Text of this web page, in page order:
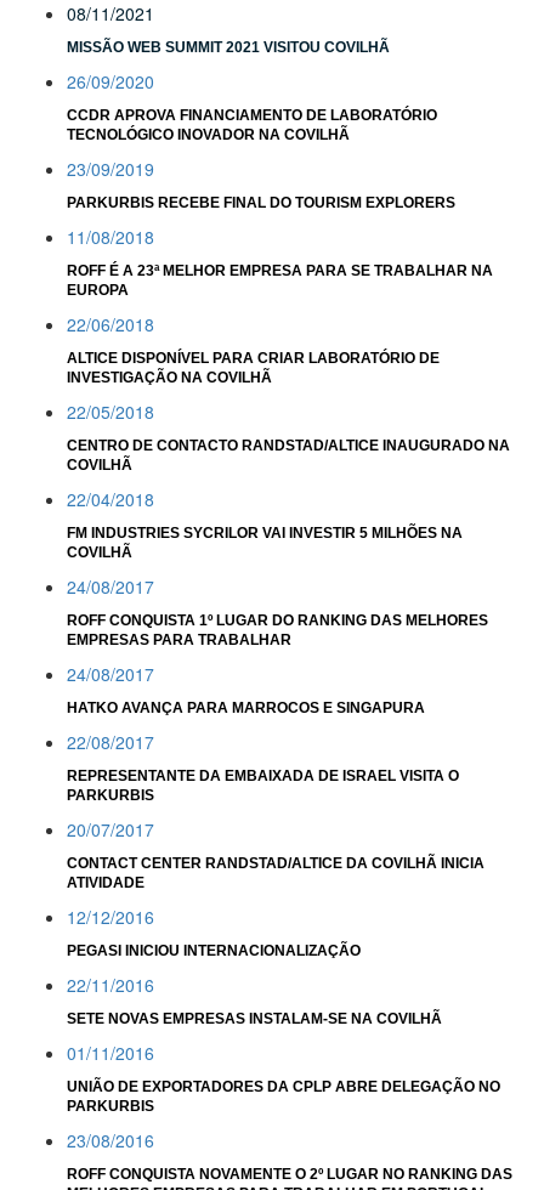
08/11/2021
MISSÃO WEB SUMMIT 2021 VISITOU COVILHÃ
26/09/2020
CCDR APROVA FINANCIAMENTO DE LABORATÓRIO
TECNOLÓGICO INOVADOR NA COVILHÃ
23/09/2019
PARKURBIS RECEBE FINAL DO TOURISM EXPLORERS
11/08/2018
ROFF É A 23ª MELHOR EMPRESA PARA SE TRABALHAR NA
EUROPA
22/06/2018
ALTICE DISPONÍVEL PARA CRIAR LABORATÓRIO DE
INVESTIGAÇÃO NA COVILHÃ
22/05/2018
CENTRO DE CONTACTO RANDSTAD/ALTICE INAUGURADO NA
COVILHÃ
22/04/2018
FM INDUSTRIES SYCRILOR VAI INVESTIR 5 MILHÕES NA
COVILHÃ
24/08/2017
ROFF CONQUISTA 1º LUGAR DO RANKING DAS MELHORES
EMPRESAS PARA TRABALHAR
24/08/2017
HATKO AVANÇA PARA MARROCOS E SINGAPURA
22/08/2017
REPRESENTANTE DA EMBAIXADA DE ISRAEL VISITA O
PARKURBIS
20/07/2017
CONTACT CENTER RANDSTAD/ALTICE DA COVILHÃ INICIA
ATIVIDADE
12/12/2016
PEGASI INICIOU INTERNACIONALIZAÇÃO
22/11/2016
SETE NOVAS EMPRESAS INSTALAM-SE NA COVILHÃ
01/11/2016
UNIÃO DE EXPORTADORES DA CPLP ABRE DELEGAÇÃO NO
PARKURBIS
23/08/2016
ROFF CONQUISTA NOVAMENTE O 2º LUGAR NO RANKING DAS